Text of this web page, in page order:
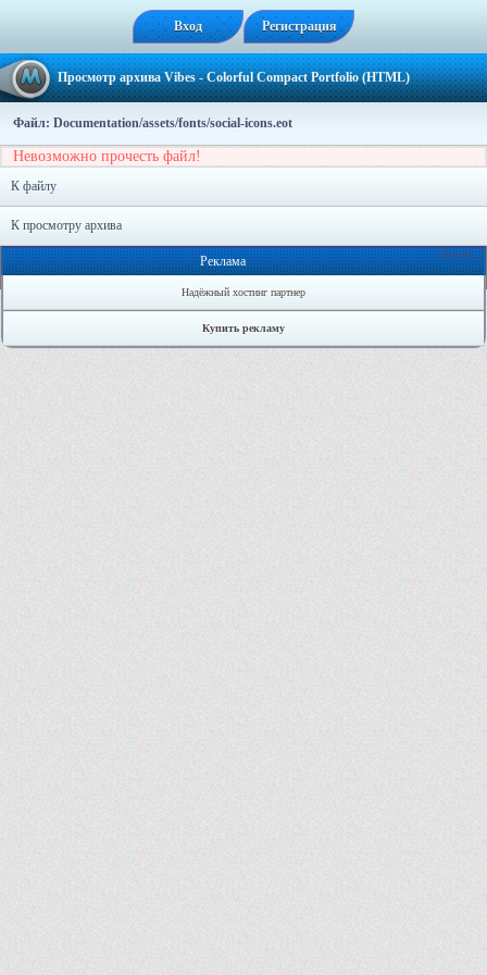
Вход Регистрация
Просмотр архива Vibes - Colorful Compact Portfolio (HTML)
Файл: Documentation/assets/fonts/social-icons.eot
Невозможно прочесть файл!
К файлу
К просмотру архива
Онлайн: 3
Реклама
Надёжный хостинг партнер
Купить рекламу